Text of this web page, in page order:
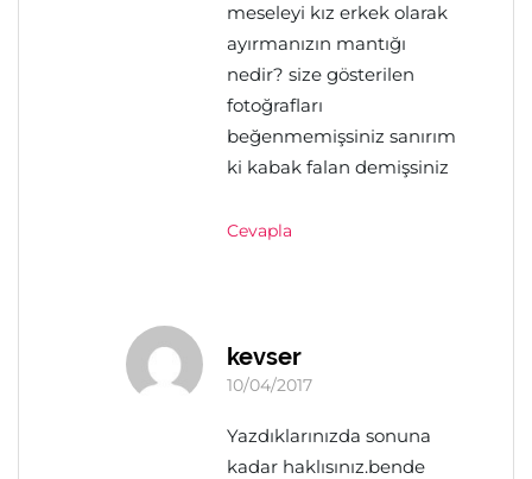
meseleyi kız erkek olarak
ayırmanızın mantığı
nedir? size gösterilen
fotoğrafları
beğenmemişsiniz sanırım
ki kabak falan demişsiniz
Cevapla
kevser
10/04/2017
Yazdıklarınızda sonuna
kadar haklısınız.bende